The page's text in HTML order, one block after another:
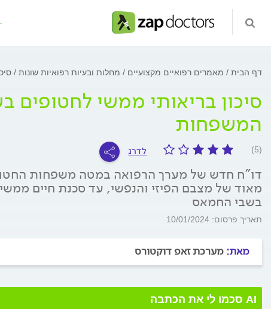
דף הבית מאמרים רפואיים מקצועיים מחלות ובעיות רפואיות שונות
סיכון בריאותי ממשי
המשפחות
(5) לדרג
דו"ח חדש של מערך הרפואה במטה משפחות
בשבי החמאס
תאריך פרסום: 10/01/2024
מאת: מערכת זאפ דוקטורס
AI סכמו לי את הכתבה